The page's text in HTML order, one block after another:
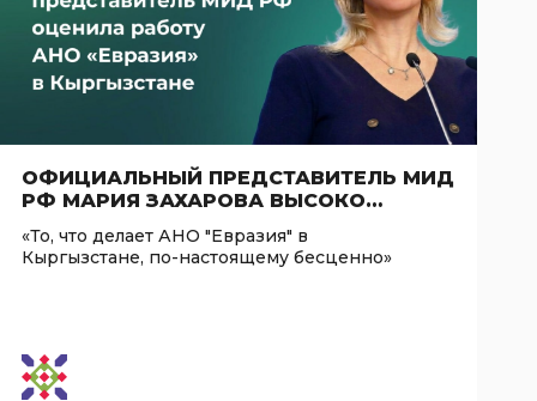
ОФИЦИАЛЬНЫЙ ПРЕДСТАВИТЕЛЬ МИД
РФ МАРИЯ ЗАХАРОВА ВЫСОКО
КЫРГЫЗСТАНЕ
«То, что делает АНО "Евразия" в
Кыргызстане, по-настоящему бесценно»